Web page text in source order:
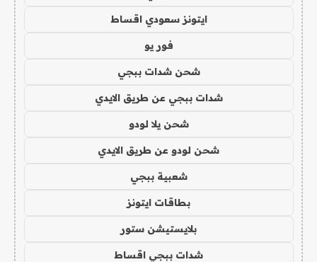
ايتونز سعودي اقساط
فور يو
شحن شدات ببجي
شدات ببجي عن طريق الايدي
شحن يلا لودو
شحن لودو عن طريق الايدي
شعبية ببجي
بطاقات ايتونز
بلايستيشن ستور
شدات ببجي اقساط